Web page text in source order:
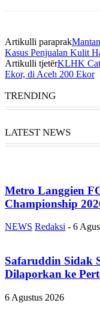
Artikulli paraprak
Kasus Penjualan Kulit
Artikulli tjetërKLHK
Ekor, di Aceh 200 Ekor
TRENDING
LATEST NEWS
Metro Langgien
Championship
NEWS Redaksi - 6
Safaruddin Sidak
Dilaporkan ke
6 Agustus 2026